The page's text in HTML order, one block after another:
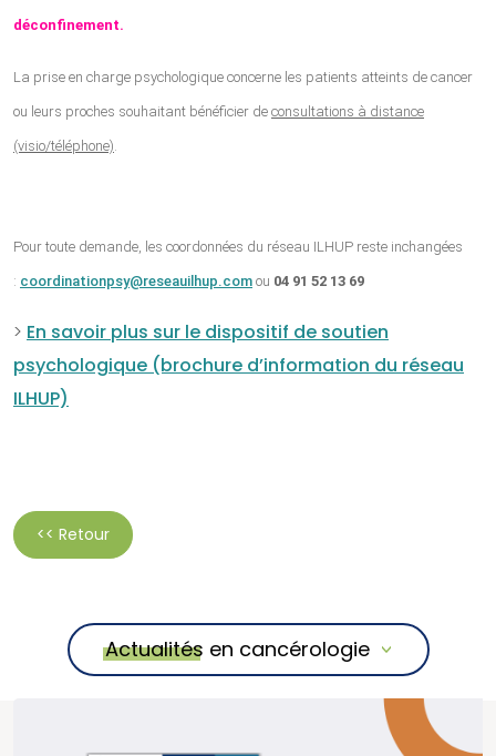
déconfinement.
La prise en charge psychologique concerne les patients atteints de cancer
ou leurs proches souhaitant bénéficier de consultations à distance
(visio/téléphone)
Pour toute demande, les coordonnées du réseau ILHUP reste inchangées
: coordinationpsy@reseauilhup. com ou 04 91 52 13 69
> En savoir plus sur le dispositif de soutien
psychologique (brochure d’information du réseau
ILHUP)
<< Retour
Actualités en cancérologie